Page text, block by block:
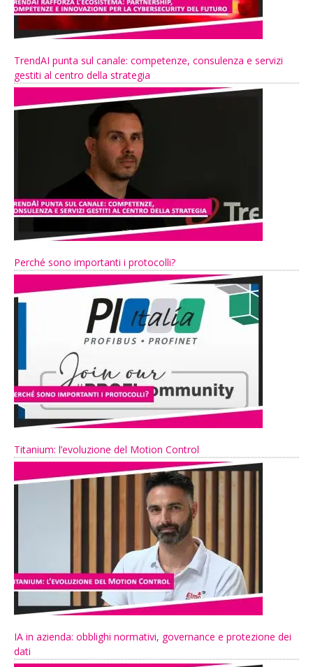
TrendAI punta sul canale: competenze, consulenza e servizi
gestiti al centro della strategia
Perché sono importanti i protocolli?
Titanium: l’evoluzione del Motion Control
IA in azienda: obblighi normativi, governance e protezione dei
dati